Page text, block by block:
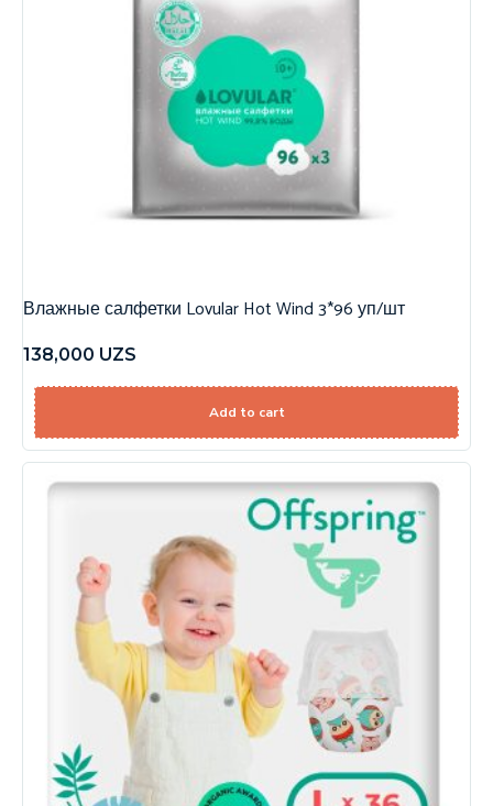
Влажные салфетки Lovular Hot Wind 3*96 уп/шт
138,000 UZS
Add to cart